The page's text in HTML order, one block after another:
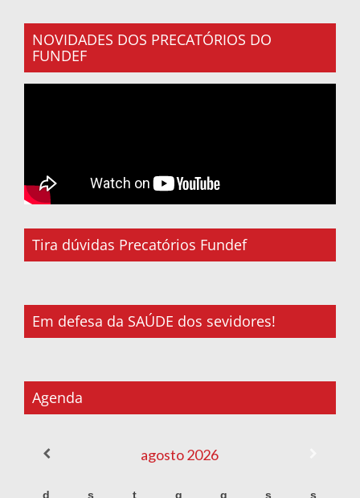
NOVIDADES DOS PRECATÓRIOS DO
FUNDEF
Tira dúvidas Precatórios Fundef
Em defesa da SAÚDE dos sevidores!
Agenda
agosto2026
d s t q q s s